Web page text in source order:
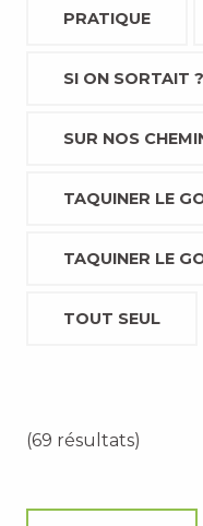
PRATIQUE
SI ON SORTAIT ?
SUR NOS
TAQUINER LE
TAQUINER LE
TOUT SEUL
(69 résultats)